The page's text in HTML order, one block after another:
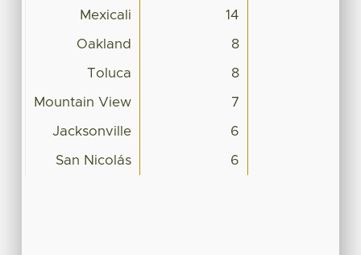
Mexicali 14
Oakland 8
Toluca 8
Mountain View 7
Jacksonville 6
San Nicolás 6